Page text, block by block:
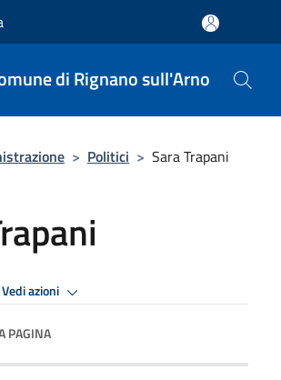
di Rignano sull'Arno
> Politici > Sara Trapani
Vedi azioni
PAGINA